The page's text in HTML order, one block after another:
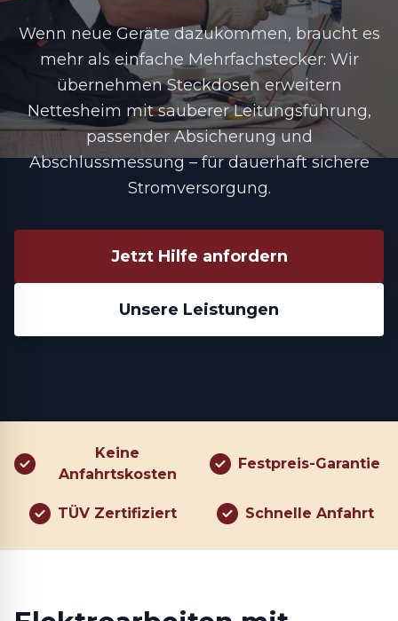
Wenn neue Geräte dazukommen, braucht es
mehr als einfache Mehrfachstecker: Wir
übernehmenSteckdosen erweitern
Nettesheim mit sauberer Leitungsführung,
passender Absicherung und
Abschlussmessung – für dauerhaft sichere
Stromversorgung.
Jetzt Hilfe anfordern
Unsere Leistungen
Keine
Anfahrtskosten
Festpreis-Garantie
TÜV Zertifiziert Schnelle Anfahrt